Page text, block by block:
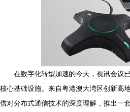
在数字化转型加速的今天，视讯会议
核心基础设施。来自粤港澳大湾区创新高
借对分布式通信技术的深度理解，推出一